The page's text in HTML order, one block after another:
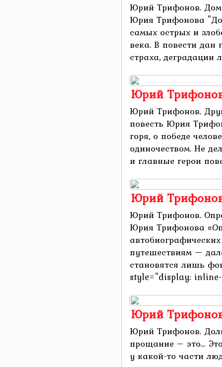
Юрий Трифонов.
Юрия Трифонова
самых острых и
века. В повести
страха, деградации
Юрий
Юрий Трифонов.
повесть Юрия
горя, о победе
одиночеством. Не
и главные герои
Юрий
Юрий Трифонов.
Юрия Трифонова
путешествиям —
становятся лишь
style="display:
Юрий
Юрий Трифонов.
прощание – это…
у какой-то части